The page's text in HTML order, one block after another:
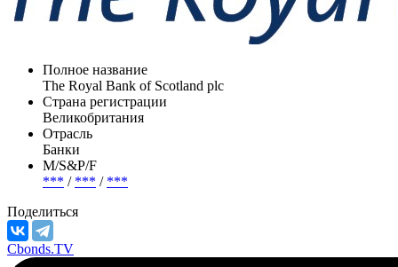
Полное название
The Royal Bank of Scotland plc
Страна регистрации
Великобритания
Отрасль
Банки
М/S&P/F
*** / *** / ***
Поделиться
Cbonds.TV